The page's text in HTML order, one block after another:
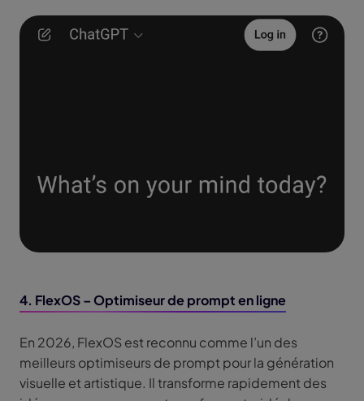
4. FlexOS – Optimiseur de prompt en ligne
En 2026, FlexOS est reconnu comme l’un des
meilleurs optimiseurs de prompt pour la génération
visuelle et artistique. Il transforme rapidement des